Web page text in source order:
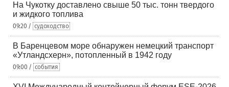
На Чукотку доставлено свыше 50 тыс. тонн твердого
и жидкого топлива
09:20 / судоходство
В Баренцевом море обнаружен немецкий транспорт
«Утландсхерн», потопленный в 1942 году
09:00 / события